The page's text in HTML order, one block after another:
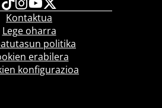
Kontaktua
Lege oharra
politika
erabilera
konfigurazioa